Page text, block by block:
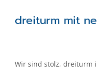
dreiturm mit
Wir sind stolz, dreiturm